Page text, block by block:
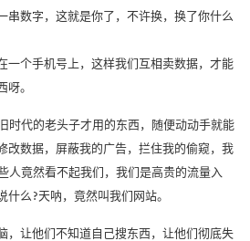
串数字，这就是你了，不许换，换了你什么
一个手机号上，这样我们互相卖数据，才能
。
时代的老头子才用的东西，随便动动手就能
改数据，屏蔽我的广告，拦住我的偷窥，我
人竟然看不起我们，我们是高贵的流量入
么?天呐，竟然叫我们网站。
，让他们不知道自己搜东西，让他们彻底失